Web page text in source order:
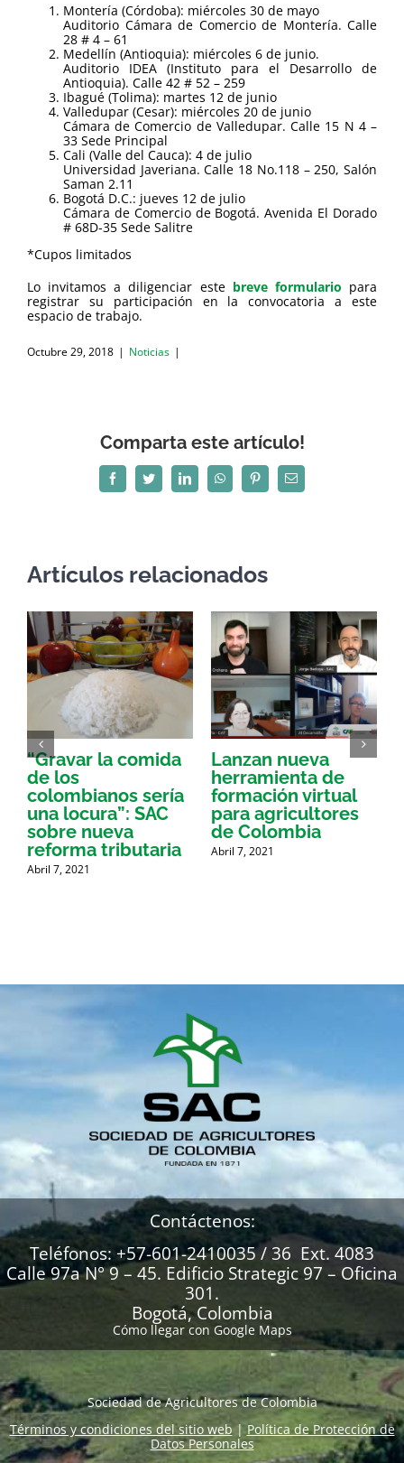
Montería (Córdoba): miércoles 30 de mayo
Auditorio Cámara de Comercio de Montería. Calle
28 # 4 – 61
Medellín (Antioquia): miércoles 6 de junio.
Auditorio IDEA (Instituto para el Desarrollo de
Antioquia). Calle 42 # 52 – 259
Ibagué (Tolima): martes 12 de junio
Valledupar (Cesar): miércoles 20 de junio
Cámara de Comercio de Valledupar. Calle 15 N 4 –
33 Sede Principal
Cali (Valle del Cauca): 4 de julio
Universidad Javeriana. Calle 18 No.118 – 250, Salón
Saman 2.11
Bogotá D.C.: jueves 12 de julio
Cámara de Comercio de Bogotá. Avenida El Dorado
# 68D-35 Sede Salitre
*Cupos limitados
Lo invitamos a diligenciar este breve formulario para
registrar su participación en la convocatoria a este
espacio de trabajo.
Octubre 29, 2018 | Noticias |
Comparta este artículo!
FacebookTwitterLinkedInWhatsAppPinterestCorreo
electrónico
Artículos relacionados
“Gravar la comida
de los
colombianos sería
una locura”: SAC
sobre nueva
reforma tributaria
Abril 7, 2021
Lanzan nueva
herramienta de
formación virtual
para agricultores
de Colombia
Abril 7, 2021
Contáctenos:
Teléfonos: +57-601-2410035 / 36 Ext. 4083
Calle 97a N° 9 – 45. Edificio Strategic 97 – Oficina
301.
Bogotá, Colombia
Cómo llegar con Google Maps
Sociedad de Agricultores de Colombia
Términos y condiciones del sitio web|Política de Protección de
Datos Personales